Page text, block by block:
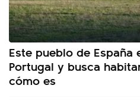
Este pueblo de España
Portugal y busca
cómo es